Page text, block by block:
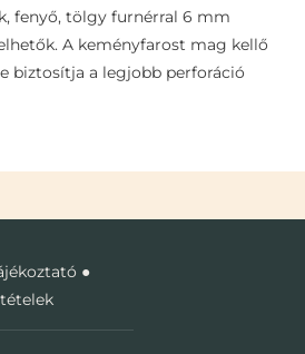
fenyő, tölgy furnérral 6 mm
A keményfarost mag kellő
biztosítja a legjobb perforáció
●